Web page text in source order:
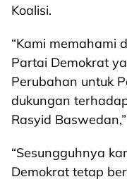
Koalisi.
“Kami memahami
Partai Demokrat
Perubahan untuk
dukungan
Rasyid
“Sesungguhnya
Demokrat tetap